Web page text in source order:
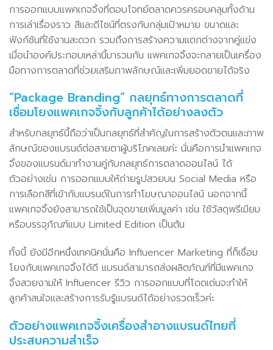
การออกแบบแพคเกจจิ้งที่ตอบโจทย์ตลาดควรครอบคลุมทั้งด้าน
การเล่าเรื่องราว สีและดีไซน์ที่ตรงกับกลุ่มเป้าหมาย ขนาดและ
ฟังก์ชันที่ใช้งานสะดวก รวมถึงการสร้างความแตกต่างจากคู่แข่ง
เมื่อนำองค์ประกอบเหล่านี้มารวมกัน แพคเกจจิ้งจะกลายเป็นเครื่อง
มือทางการตลาดที่ช่วยเสริมภาพลักษณ์และเพิ่มยอดขายได้จริง
“Package Branding” กลยุทธ์ทางการตลาดที่
เชื่อมโยงแพคเกจจิ้งกับลูกค้าได้อย่างลงตัว
สำหรับกลยุทธ์นี้ถือว่าเป็นกลยุทธ์ที่สำคัญในการสร้างตัวตนและภาพ
ลักษณ์ของแบรนด์ต่อสายตาผู้บริโภคเลยค่ะ นั่นคือการนำแพคเกจ
จิ้งของแบรนด์มาทำงานคู่กับกลยุทธ์การตลาดออนไลน์ ได้
ตัวอย่างเช่น การออกแบบให้ถ่ายรูปสวยบน Social Media หรือ
การเลือกสีที่เข้ากับแบรนด์ในการทำโฆษณาออนไลน์ นอกจากนี้
แพคเกจจิ้งยังสามารถใช้เป็นจุดขายเพิ่มมูลค่า เช่น ใช้วัสดุพรีเมียม
หรือบรรจุภัณฑ์แบบ Limited Edition เป็นต้น
ทั้งนี้ ยังมีอีกหนึ่งเทคนิคนั่นคือ Influencer Marketing ที่ก็เชื่อม
โยงกับแพคเกจจิ้งได้ดี แบรนด์สามารถส่งผลิตภัณฑ์ที่มีแพคเกจ
จิ้งสวยงามให้ Influencer รีวิว การออกแบบที่โดดเด่นจะทำให้
ลูกค้าสนใจและสร้างการรับรู้แบรนด์ได้อย่างรวดเร็วค่ะ
ตัวอย่างแพคเกจจิ้งเครื่องสำอางแบรนด์ไทยที่
ประสบความสำเร็จ